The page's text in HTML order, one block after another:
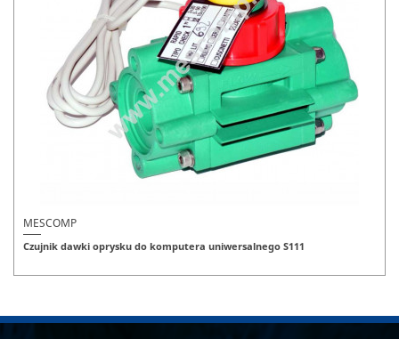
MESCOMP
Czujnik dawki oprysku do komputera uniwersalnego S111